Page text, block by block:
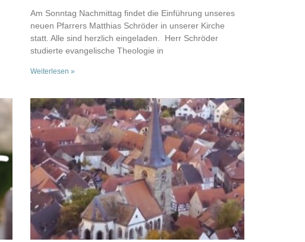
Am Sonntag Nachmittag findet die Einführung unseres
neuen Pfarrers Matthias Schröder in unserer Kirche
statt. Alle sind herzlich eingeladen. Herr Schröder
studierte evangelische Theologie in
Weiterlesen »